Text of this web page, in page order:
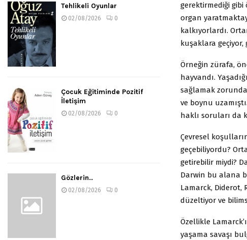
gerektirmediği
organ
kalkıyorlardı.
kuşaklara geçiyor,
Örneğin zürafa,
hayvandı.
sağlamak
ve boynu
haklı soruları da
Çevresel
geçebiliyordu?
getirebilir miydi?
Darwin bu alana
Lamarck, Diderot,
düzeltiyor ve
Özellikle
yaşama savaşı
Tehlikeli Oyunlar
02/08/2026 0
Çocuk Eğitiminde Pozitif
İletişim
02/08/2026 0
Gözlerin..
02/08/2026 0